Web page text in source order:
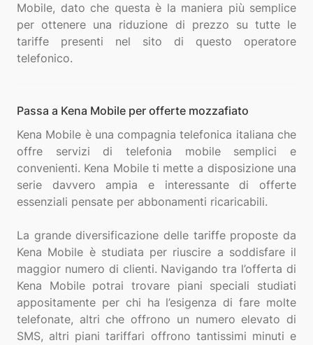
Mobile, dato che questa è la maniera più semplice
per ottenere una riduzione di prezzo su tutte le
tariffe presenti nel sito di questo operatore
Passa a Kena Mobile per offerte mozzafiato
Kena Mobile è una compagnia telefonica italiana che
offre servizi di telefonia mobile semplici e
convenienti. Kena Mobile ti mette a disposizione una
serie davvero ampia e interessante di offerte
essenziali pensate per abbonamenti ricaricabili.
La grande diversificazione delle tariffe proposte da
Kena Mobile è studiata per riuscire a soddisfare il
maggior numero di clienti. Navigando tra l’offerta di
Kena Mobile potrai trovare piani speciali studiati
appositamente per chi ha l’esigenza di fare molte
telefonate, altri che offrono un numero elevato di
SMS, altri piani tariffari offrono tantissimi minuti e